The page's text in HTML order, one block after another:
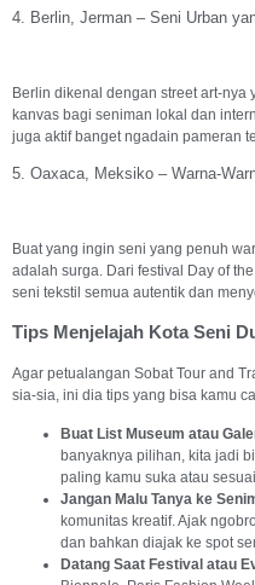
4. Berlin, Jerman – Seni Urban
Berlin dikenal dengan street art-
kanvas bagi seniman lokal dan
juga aktif banget ngadain pameran
5. Oaxaca, Meksiko – Warna-
Buat yang ingin seni yang penuh
adalah surga. Dari festival Day of
seni tekstil semua autentik dan
Tips Menjelajah Kota Seni
Agar petualangan Sobat Tour and
sia-sia, ini dia tips yang bisa kamu
Buat List Museum atau
banyaknya pilihan, kita jadi
paling kamu suka atau
Jangan Malu Tanya ke
komunitas kreatif. Ajak
dan bahkan diajak ke spot
Datang Saat Festival atau